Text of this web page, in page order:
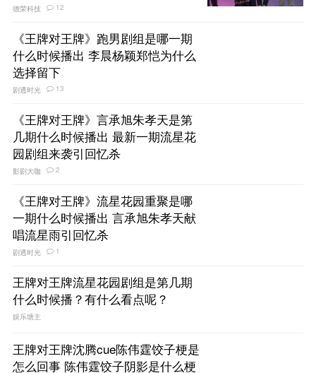
德荣科技 12
《王牌对王牌》跑男剧组是哪一期
什么时候播出 李晨杨颖郑恺为什么
选择留下
剧透时光 13
《王牌对王牌》言承旭朱孝天是第
几期什么时候播出 最新一期流星花
园剧组来袭引回忆杀
影剧大咖 2
《王牌对王牌》流星花园重聚是哪
一期什么时候播出 言承旭朱孝天献
唱流星雨引回忆杀
剧透时光 1
王牌对王牌流星花园剧组是第几期
什么时候播？有什么看点呢？
娱乐塘主
王牌对王牌沈腾cue陈伟霆饺子梗是
怎么回事 陈伟霆饺子阴影是什么梗